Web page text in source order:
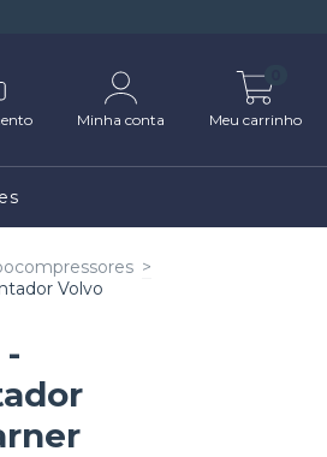
Minha conta Meu carrinho
>
Volvo